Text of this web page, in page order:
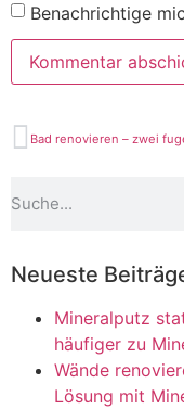
Benachrichtige
Neueste
Mineralputz
häufiger zu
Wände
Lösung mit